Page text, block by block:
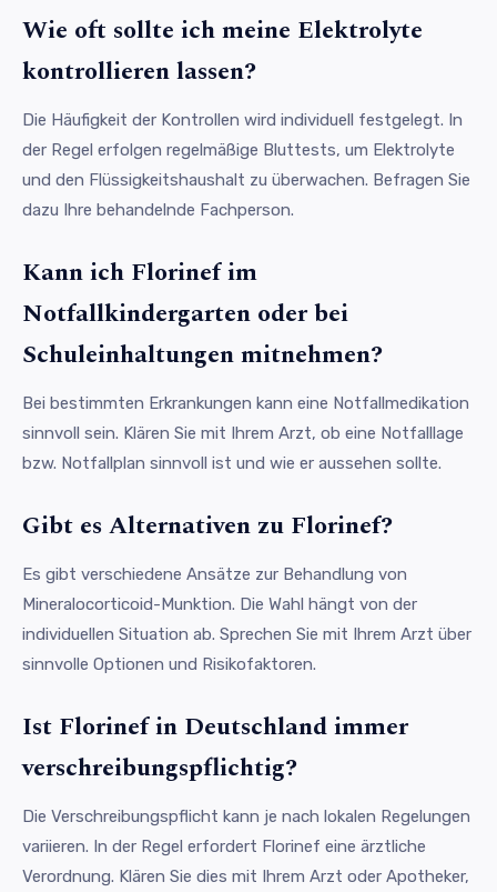
Wie oft sollte ich meine Elektrolyte
kontrollieren lassen?
Die Häufigkeit der Kontrollen wird individuell festgelegt. In
der Regel erfolgen regelmäßige Bluttests, um Elektrolyte
und den Flüssigkeitshaushalt zu überwachen. Befragen Sie
dazu Ihre behandelnde Fachperson.
Kann ich Florinef im
Notfallkindergarten oder bei
Schuleinhaltungen mitnehmen?
Bei bestimmten Erkrankungen kann eine Notfallmedikation
sinnvoll sein. Klären Sie mit Ihrem Arzt, ob eine Notfalllage
bzw. Notfallplan sinnvoll ist und wie er aussehen sollte.
Gibt es Alternativen zu Florinef?
Es gibt verschiedene Ansätze zur Behandlung von
Mineralocorticoid-Munktion. Die Wahl hängt von der
individuellen Situation ab. Sprechen Sie mit Ihrem Arzt über
sinnvolle Optionen und Risikofaktoren.
Ist Florinef in Deutschland immer
verschreibungspflichtig?
Die Verschreibungspflicht kann je nach lokalen Regelungen
variieren. In der Regel erfordert Florinef eine ärztliche
Verordnung. Klären Sie dies mit Ihrem Arzt oder Apotheker,